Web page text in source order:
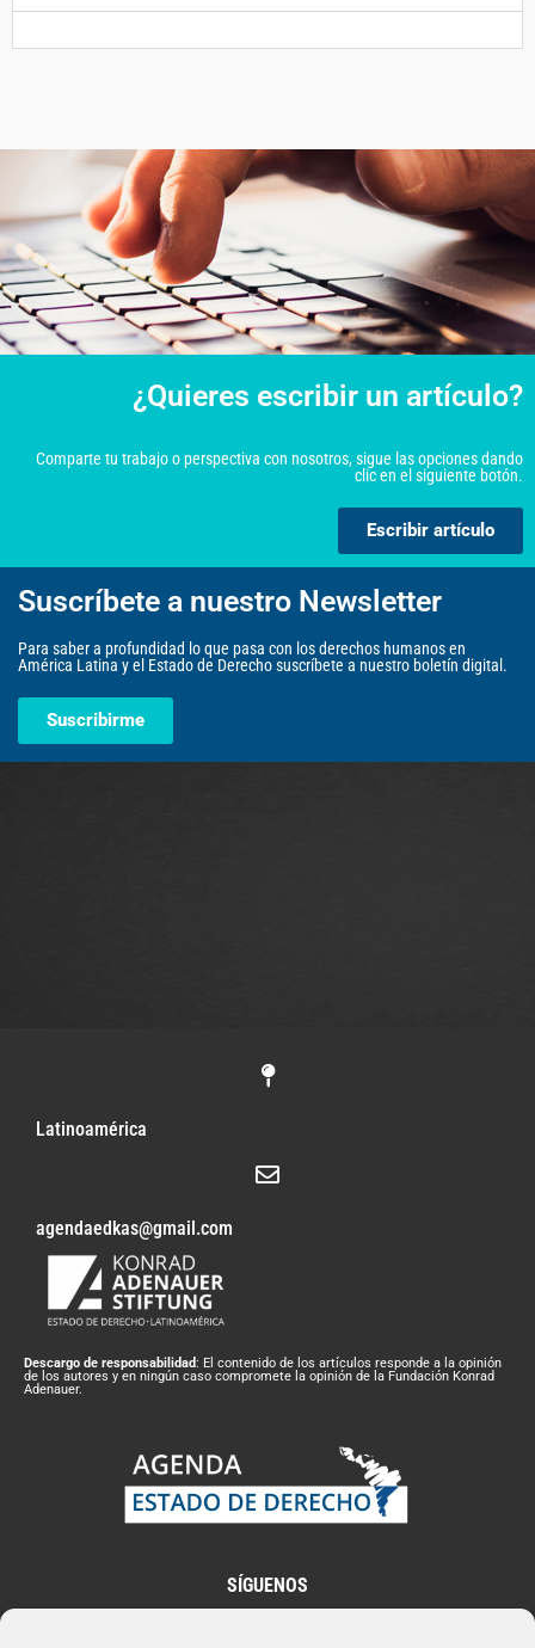
¿Quieres escribir un artículo?
Comparte tu trabajo o perspectiva con nosotros, sigue las opciones dando
clic en el siguiente botón.
Escribir artículo
Suscríbete a nuestro Newsletter
Para saber a profundidad lo que pasa con los derechos humanos en
América Latina y el Estado de Derecho suscríbete a nuestro boletín digital.
Suscribirme
Latinoamérica
agendaedkas@gmail.com
Descargo de responsabilidad: El contenido de los artículos responde a la opinión
de los autores y en ningún caso compromete la opinión de la Fundación Konrad
Adenauer.
SÍGUENOS